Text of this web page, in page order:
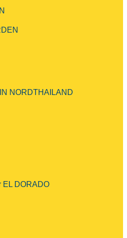
NORDTHAILAND
EL DORADO